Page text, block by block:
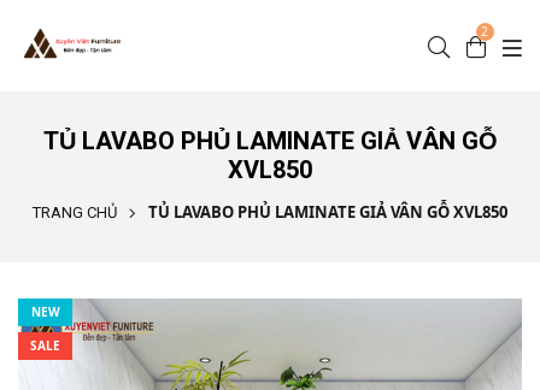
2
TỦ LAVABO PHỦ LAMINATE GIẢ VÂN GỖ
XVL850
TRANG CHỦ TỦ LAVABO PHỦ LAMINATE GIẢ VÂN GỖ XVL850
NEW
SALE